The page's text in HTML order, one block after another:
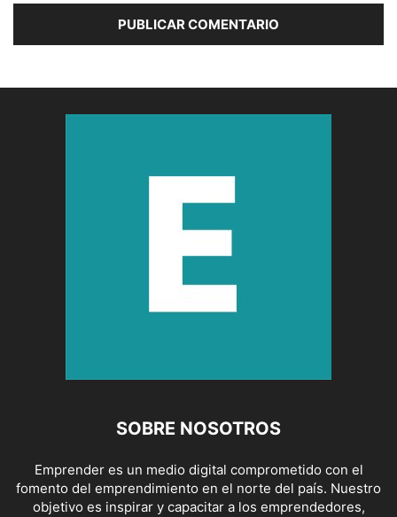
SOBRE NOSOTROS
Emprender es un medio digital comprometido con el
fomento del emprendimiento en el norte del país. Nuestro
objetivo es inspirar y capacitar a los emprendedores,